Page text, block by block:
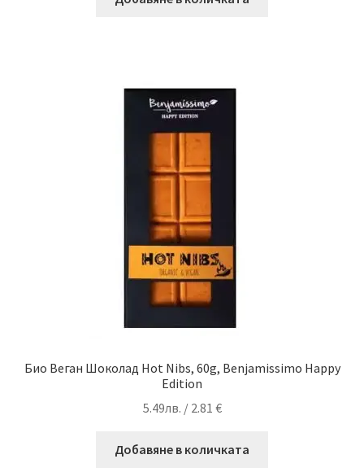
Био Веган Шоколад Hot Nibs, 60g, Benjamissimo Happy
Edition
5.49лв. / 2.81 €
Добавяне в количката